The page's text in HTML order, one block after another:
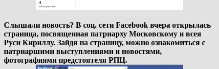
Слышали новость? В соц. сети Facebook вчера открылась
страница, посвященная патриарху Московскому и всея
Руси Кириллу. Зайдя на страницу, можно ознакомиться с
патриаршими выступлениями и новостями,
фотографиями предстоятеля РПЦ.